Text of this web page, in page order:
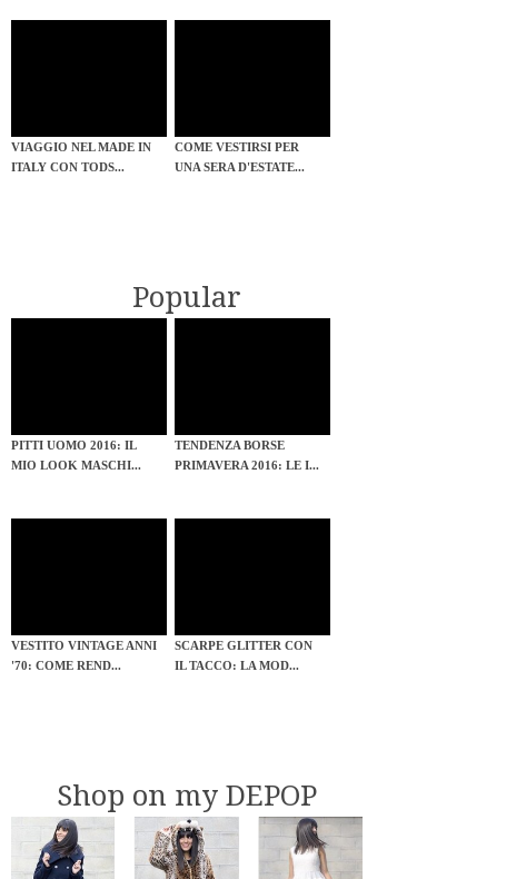
VIAGGIO NEL MADE IN
ITALY CON TODS...
COME VESTIRSI PER
UNA SERA D'ESTATE...
Popular
PITTI UOMO 2016: IL
MIO LOOK MASCHI...
TENDENZA BORSE
PRIMAVERA 2016: LE I...
VESTITO VINTAGE ANNI
'70: COME REND...
SCARPE GLITTER CON
IL TACCO: LA MOD...
Shop on my DEPOP